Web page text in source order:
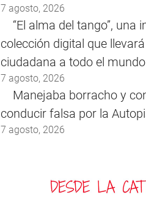
7 agosto, 2026
“El alma del tango”, una
colección digital que
ciudadana a todo el mundo
7 agosto, 2026
Manejaba borracho y
conducir falsa por la
7 agosto, 2026